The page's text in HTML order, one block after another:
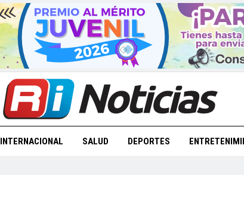
INTERNACIONAL SALUD DEPORTES